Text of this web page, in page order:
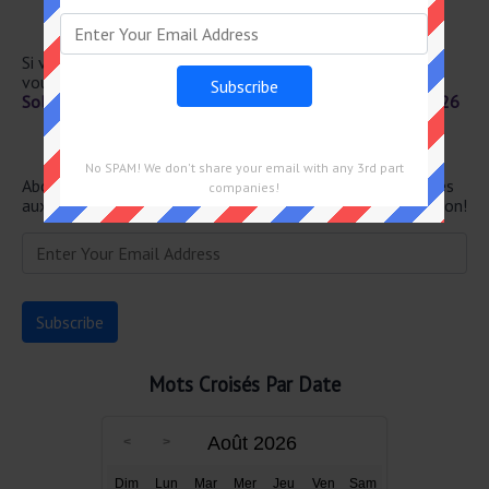
Hors du commun
Si vous avez déjà résolu cet indice de mots croisés et que
vous recherchez le message principal, rendez-vous sur
Solution Le Parisien Mots Fléchés Force 2 du 9 Juillet 2026
Abonnez-vous ci-dessous et recevez les dernières réponses
aux mots croisés directement dans votre boîte de réception!
Mots Croisés Par Date
Août 2026
Dim Lun Mar Mer Jeu Ven Sam
No SPAM! We don't share your email with any 3rd part
companies!